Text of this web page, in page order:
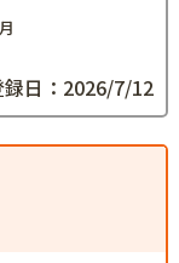
録日：2026/7/12